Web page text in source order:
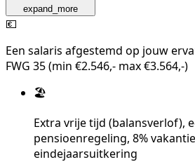
expand_more
💶
Een salaris afgestemd op jouw
FWG 35 (min €2.546,- max €3.564,-)
🏖️
Extra vrije tijd (balansverlof),
pensioenregeling, 8%
eindejaarsuitkering